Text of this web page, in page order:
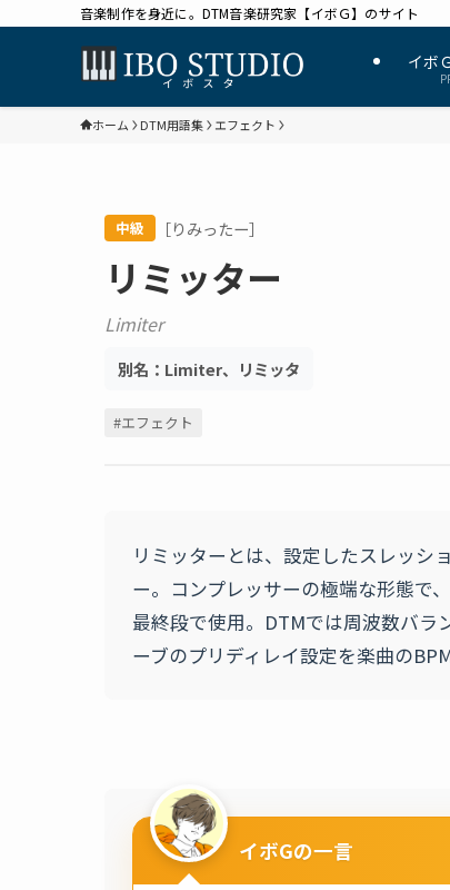
音楽制作を身近に。DTM音楽研究家【イボＧ】のサイト
イボ
ホーム DTM用語集 エフェクト
中級 ［りみったー］
リミッター
Limiter
別名： Limiter、リミッタ
#エフェクト
リミッターとは、設定したスレッシ
ー。コンプレッサーの極端な形態で
最終段で使用。DTMでは周波数バラ
ーブのプリディレイ設定を楽曲の
イボGの一言